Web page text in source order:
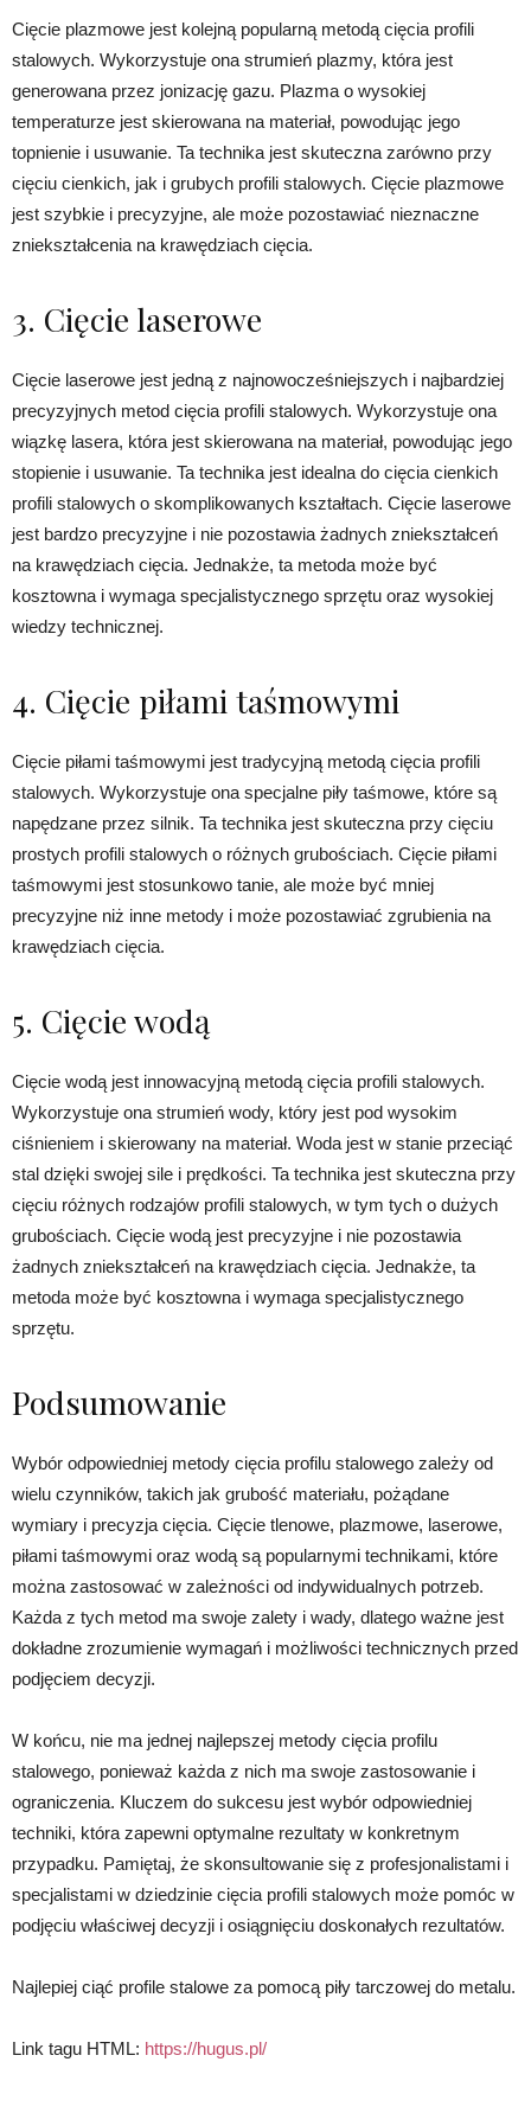
Cięcie plazmowe jest kolejną popularną metodą cięcia profili
stalowych. Wykorzystuje ona strumień plazmy, która jest
generowana przez jonizację gazu. Plazma o wysokiej
temperaturze jest skierowana na materiał, powodując jego
topnienie i usuwanie. Ta technika jest skuteczna zarówno przy
cięciu cienkich, jak i grubych profili stalowych. Cięcie plazmowe
jest szybkie i precyzyjne, ale może pozostawiać nieznaczne
zniekształcenia na krawędziach cięcia.
3. Cięcie laserowe
Cięcie laserowe jest jedną z najnowocześniejszych i najbardziej
precyzyjnych metod cięcia profili stalowych. Wykorzystuje ona
wiązkę lasera, która jest skierowana na materiał, powodując jego
stopienie i usuwanie. Ta technika jest idealna do cięcia cienkich
profili stalowych o skomplikowanych kształtach. Cięcie laserowe
jest bardzo precyzyjne i nie pozostawia żadnych zniekształceń
na krawędziach cięcia. Jednakże, ta metoda może być
kosztowna i wymaga specjalistycznego sprzętu oraz wysokiej
wiedzy technicznej.
4. Cięcie piłami taśmowymi
Cięcie piłami taśmowymi jest tradycyjną metodą cięcia profili
stalowych. Wykorzystuje ona specjalne piły taśmowe, które są
napędzane przez silnik. Ta technika jest skuteczna przy cięciu
prostych profili stalowych o różnych grubościach. Cięcie piłami
taśmowymi jest stosunkowo tanie, ale może być mniej
precyzyjne niż inne metody i może pozostawiać zgrubienia na
krawędziach cięcia.
5. Cięcie wodą
Cięcie wodą jest innowacyjną metodą cięcia profili stalowych.
Wykorzystuje ona strumień wody, który jest pod wysokim
ciśnieniem i skierowany na materiał. Woda jest w stanie przeciąć
stal dzięki swojej sile i prędkości. Ta technika jest skuteczna przy
cięciu różnych rodzajów profili stalowych, w tym tych o dużych
grubościach. Cięcie wodą jest precyzyjne i nie pozostawia
żadnych zniekształceń na krawędziach cięcia. Jednakże, ta
metoda może być kosztowna i wymaga specjalistycznego
sprzętu.
Podsumowanie
Wybór odpowiedniej metody cięcia profilu stalowego zależy od
wielu czynników, takich jak grubość materiału, pożądane
wymiary i precyzja cięcia. Cięcie tlenowe, plazmowe, laserowe,
piłami taśmowymi oraz wodą są popularnymi technikami, które
można zastosować w zależności od indywidualnych potrzeb.
Każda z tych metod ma swoje zalety i wady, dlatego ważne jest
dokładne zrozumienie wymagań i możliwości technicznych przed
podjęciem decyzji.
W końcu, nie ma jednej najlepszej metody cięcia profilu
stalowego, ponieważ każda z nich ma swoje zastosowanie i
ograniczenia. Kluczem do sukcesu jest wybór odpowiedniej
techniki, która zapewni optymalne rezultaty w konkretnym
przypadku. Pamiętaj, że skonsultowanie się z profesjonalistami i
specjalistami w dziedzinie cięcia profili stalowych może pomóc w
podjęciu właściwej decyzji i osiągnięciu doskonałych rezultatów.
Najlepiej ciąć profile stalowe za pomocą piły tarczowej do metalu.
Link tagu HTML: https://hugus.pl/